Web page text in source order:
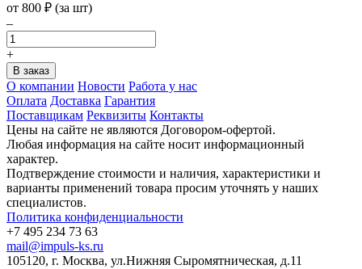
от 800 ₽ (за шт)
–
+
О компании Новости Работа у нас
Оплата Доставка Гарантия
Поставщикам Реквизиты Контакты
Цены на сайте не являются Договором-офертой.
Любая информация на сайте носит информационный
характер.
Подтверждение стоимости и наличия, характеристики и
варианты применений товара просим уточнять у наших
специалистов.
Политика конфиденциальности
+7 495 234 73 63
mail@impuls-ks.ru
105120, г. Москва, ул.Нижняя Сыромятническая, д.11